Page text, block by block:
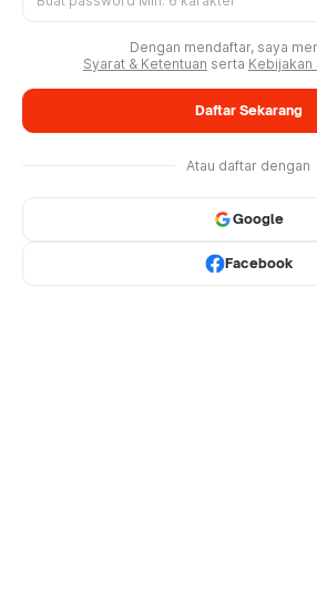
Dengan mendaftar, saya
Syarat & Ketentuan serta Kebijakan
Daftar Sekarang
Atau daftar dengan
Google
Facebook